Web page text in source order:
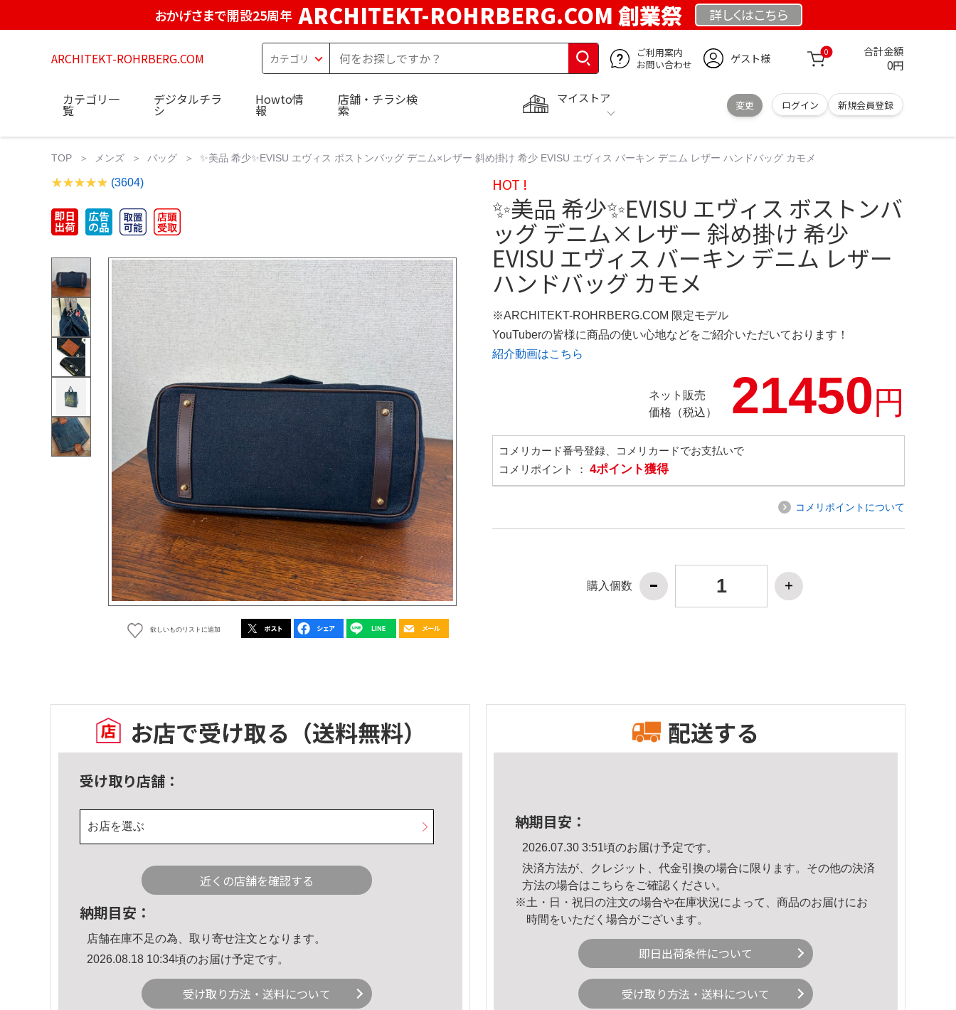
おかげさまで開設25周年 ARCHITEKT-ROHRBERG.COM 創業祭 詳しくはこちら
ARCHITEKT-ROHRBERG.COM
ご利用案内
お問い合わせ
ゲスト様 0 合計金額
0円
マイストア
変更 ログイン 新規会員登録
カテゴリ一
覧
デジタルチラ
シ
Howto情
報
店舗・チラシ検
索
TOP メンズ バッグ ✨美品 希少✨EVISU エヴィス ボストンバッグ デニム×レザー 斜め掛け 希少 EVISU エヴィス バーキン デニム レザー ハンドバッグ カモメ
(3604)
欲しいものリストに追加
HOT !
✨美品 希少✨EVISU エヴィス ボストンバ
ッグ デニム×レザー 斜め掛け 希少
EVISU エヴィス バーキン デニム レザー
ハンドバッグ カモメ
※ARCHITEKT-ROHRBERG.COM 限定モデル
YouTuberの皆様に商品の使い心地などをご紹介いただいております！
紹介動画はこちら
ネット販売
価格（税込）
21450円
コメリカード番号登録、コメリカードでお支払いで
コメリポイント ： 4ポイント獲得
コメリポイントについて
購入個数
お店で受け取る （送料無料）
受け取り店舗：
お店を選ぶ
近くの店舗を確認する
納期目安：
店舗在庫不足の為、取り寄せ注文となります。
2026.08.18 10:34頃のお届け予定です。
受け取り方法・送料について
配送する
納期目安：
2026.07.30 3:51頃のお届け予定です。
決済方法が、クレジット、代金引換の場合に限ります。その他の決済
方法の場合はこちら をご確認ください。
※土・日・祝日の注文の場合や在庫状況によって、商品のお届けにお
時間をいただく場合がございます。
即日出荷条件について
受け取り方法・送料について